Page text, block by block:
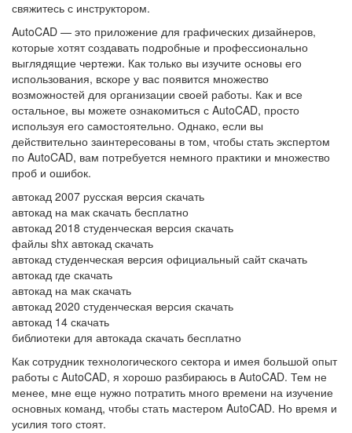
свяжитесь с инструктором.
AutoCAD — это приложение для графических дизайнеров,
которые хотят создавать подробные и профессионально
выглядящие чертежи. Как только вы изучите основы его
использования, вскоре у вас появится множество
возможностей для организации своей работы. Как и все
остальное, вы можете ознакомиться с AutoCAD, просто
используя его самостоятельно. Однако, если вы
действительно заинтересованы в том, чтобы стать экспертом
по AutoCAD, вам потребуется немного практики и множество
проб и ошибок.
автокад 2007 русская версия скачать
автокад на мак скачать бесплатно
автокад 2018 студенческая версия скачать
файлы shx автокад скачать
автокад студенческая версия официальный сайт скачать
автокад где скачать
автокад на мак скачать
автокад 2020 студенческая версия скачать
автокад 14 скачать
библиотеки для автокада скачать бесплатно
Как сотрудник технологического сектора и имея большой опыт
работы с AutoCAD, я хорошо разбираюсь в AutoCAD. Тем не
менее, мне еще нужно потратить много времени на изучение
основных команд, чтобы стать мастером AutoCAD. Но время и
усилия того стоят.